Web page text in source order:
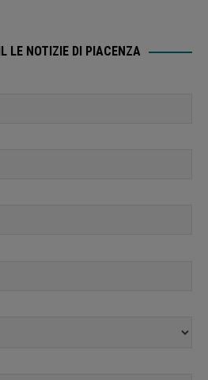
LE NOTIZIE DI PIACENZA